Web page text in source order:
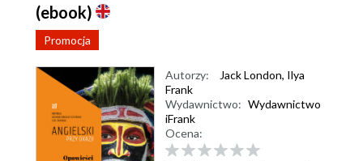
(ebook)
Promocja
Autorzy: Jack London, Ilya
Frank
Wydawnictwo: Wydawnictwo
iFrank
Ocena: